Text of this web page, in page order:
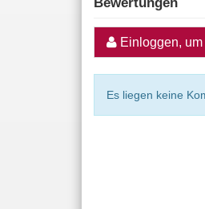
Einloggen,
Es liegen keine